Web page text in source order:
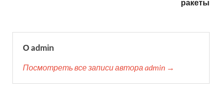
ракеты
О admin
Посмотреть все записи автора admin →